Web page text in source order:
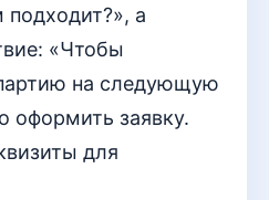
а
«Чтобы
на следующую
оформить заявку.
для